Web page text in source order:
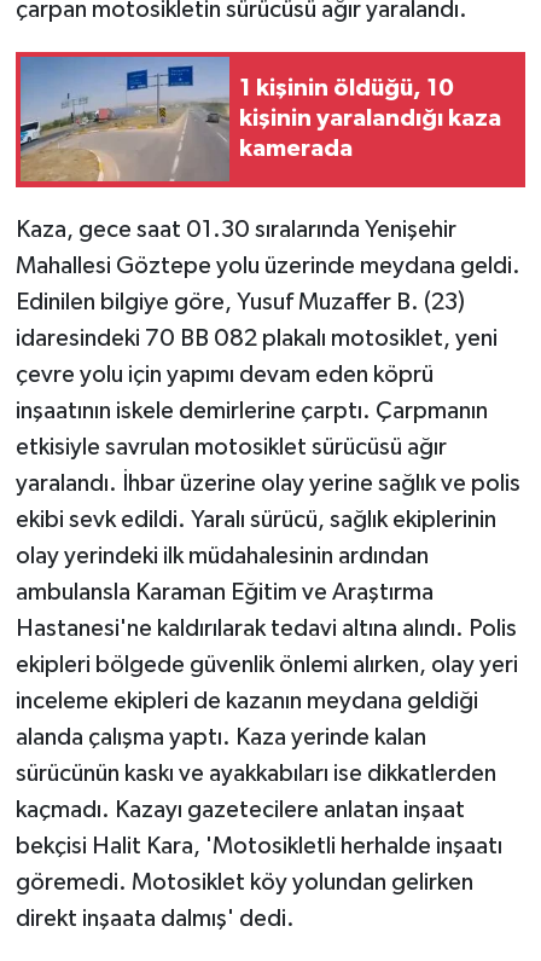
çarpan motosikletin sürücüsü ağır yaralandı.
1 kişinin öldüğü, 10
kişinin yaralandığı kaza
kamerada
Kaza, gece saat 01.30 sıralarında Yenişehir
Mahallesi Göztepe yolu üzerinde meydana geldi.
Edinilen bilgiye göre, Yusuf Muzaffer B. (23)
idaresindeki 70 BB 082 plakalı motosiklet, yeni
çevre yolu için yapımı devam eden köprü
inşaatının iskele demirlerine çarptı. Çarpmanın
etkisiyle savrulan motosiklet sürücüsü ağır
yaralandı. İhbar üzerine olay yerine sağlık ve polis
ekibi sevk edildi. Yaralı sürücü, sağlık ekiplerinin
olay yerindeki ilk müdahalesinin ardından
ambulansla Karaman Eğitim ve Araştırma
Hastanesi'ne kaldırılarak tedavi altına alındı. Polis
ekipleri bölgede güvenlik önlemi alırken, olay yeri
inceleme ekipleri de kazanın meydana geldiği
alanda çalışma yaptı. Kaza yerinde kalan
sürücünün kaskı ve ayakkabıları ise dikkatlerden
kaçmadı. Kazayı gazetecilere anlatan inşaat
bekçisi Halit Kara, 'Motosikletli herhalde inşaatı
göremedi. Motosiklet köy yolundan gelirken
direkt inşaata dalmış' dedi.